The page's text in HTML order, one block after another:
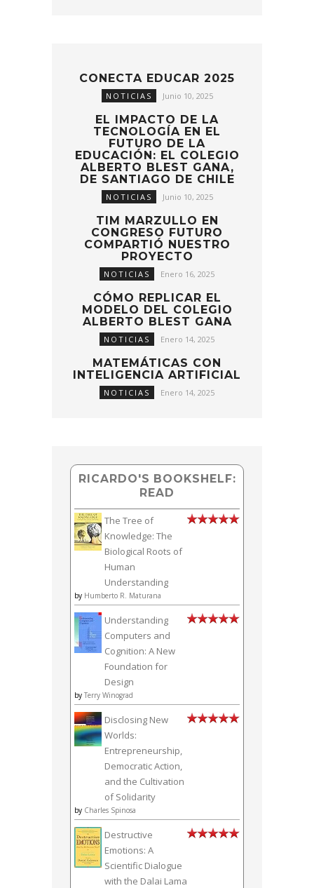
CONECTA EDUCAR 2025
NOTICIAS Junio 10, 2025
EL IMPACTO DE LA
TECNOLOGÍA EN EL
FUTURO DE LA
EDUCACIÓN: EL COLEGIO
ALBERTO BLEST GANA,
DE SANTIAGO DE CHILE
NOTICIAS Junio 10, 2025
TIM MARZULLO EN
CONGRESO FUTURO
COMPARTIÓ NUESTRO
PROYECTO
NOTICIAS Enero 16, 2025
CÓMO REPLICAR EL
MODELO DEL COLEGIO
ALBERTO BLEST GANA
NOTICIAS Enero 14, 2025
MATEMÁTICAS CON
INTELIGENCIA ARTIFICIAL
NOTICIAS Enero 14, 2025
RICARDO'S BOOKSHELF:
READ
The Tree of
Knowledge: The
Biological Roots of
Human
Understanding
by Humberto R. Maturana
Understanding
Computers and
Cognition: A New
Foundation for
Design
by Terry Winograd
Disclosing New
Worlds:
Entrepreneurship,
Democratic Action,
and the Cultivation
of Solidarity
by Charles Spinosa
Destructive
Emotions: A
Scientific Dialogue
with the Dalai Lama